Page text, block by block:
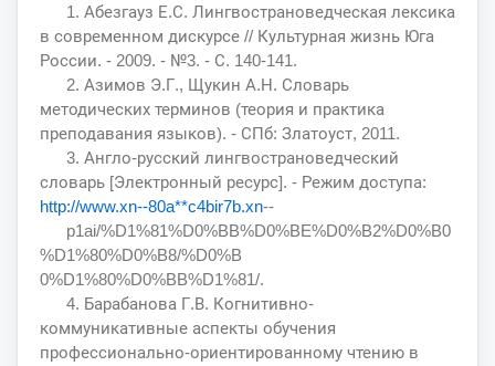
1. Абезгауз Е.С. Лингвострановедческая лексика
в современном дискурсе // Культурная жизнь Юга
России. - 2009. - №3. - С. 140-141.
2. Азимов Э.Г., Щукин А.Н. Словарь
методических терминов (теория и практика
преподавания языков). - СПб: Златоуст, 2011.
3. Англо-русский лингвострановедческий
словарь [Электронный ресурс]. - Режим доступа:
http://www.xn--80a**c4bir7b.xn--
p1ai/%D1%81%D0%BB%D0%BE%D0%B2%D0%B0
%D1%80%D0%B8/%D0%B
0%D1%80%D0%BB%D1%81/.
4. Барабанова Г.В. Когнитивно-
коммуникативные аспекты обучения
профессионально-ориентированному чтению в